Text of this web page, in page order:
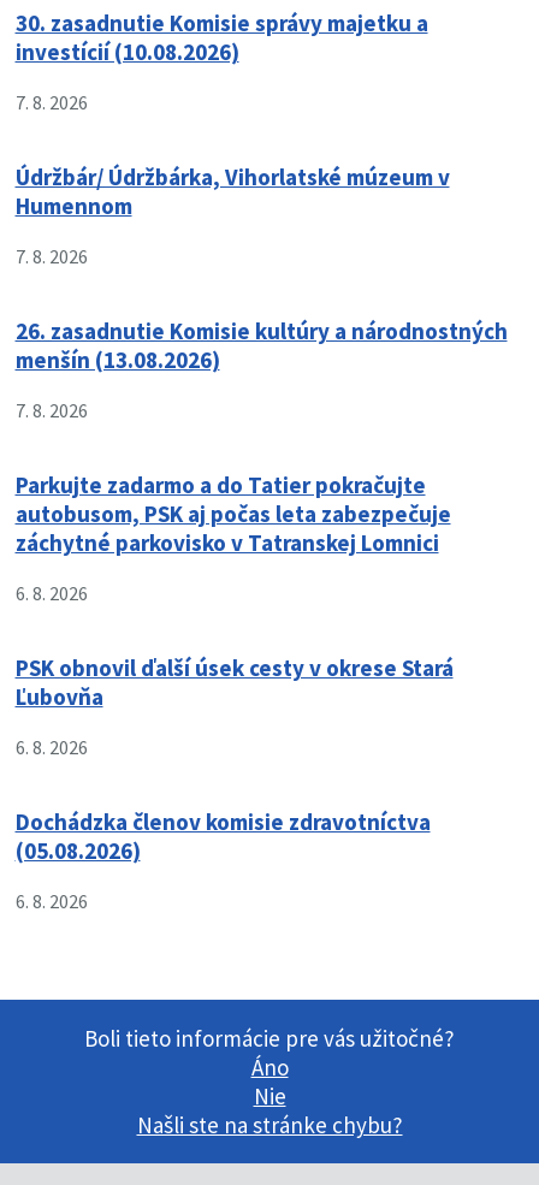
30. zasadnutie Komisie správy majetku a
investícií (10.08.2026)
7. 8. 2026
Údržbár/ Údržbárka, Vihorlatské múzeum v
Humennom
7. 8. 2026
26. zasadnutie Komisie kultúry a národnostných
menšín (13.08.2026)
7. 8. 2026
Parkujte zadarmo a do Tatier pokračujte
autobusom, PSK aj počas leta zabezpečuje
záchytné parkovisko v Tatranskej Lomnici
6. 8. 2026
PSK obnovil ďalší úsek cesty v okrese Stará
Ľubovňa
6. 8. 2026
Dochádzka členov komisie zdravotníctva
(05.08.2026)
6. 8. 2026
Boli tieto informácie pre vás užitočné?
Áno
Nie
Našli ste na stránke chybu?